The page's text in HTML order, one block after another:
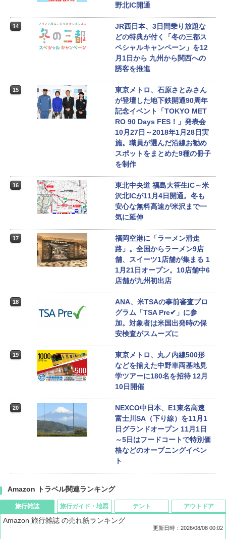
野北IC開通
14
JR西日本、3日間乗り放題な
どの特典が付く「冬の三都ス
ペシャルキャンペーン」を12
月1日から 九州から関西への
誘客を推進
15
東京メトロ、石原さとみさん
が登壇した地下鉄開通90周年
記念イベント「TOKYO MET
RO 90 Days FES！」発表会
10月27日～2018年1月28日実
施。職員が選んだ沿線お勧め
スポットをまとめた9種の冊子
を制作
16
東北中央道 福島大笹生IC～米
沢北ICが11月4日開通。冬も
安心な無料高速が米沢まで一
気に延伸
17
福岡空港に「ラーメン滑走
路」。全国からラーメン9店
舗、スイーツ1店舗が集まる 1
1月21日オープン。10店舗中6
店舗が九州初出店
18
ANA、米TSAの事前審査プロ
グラム「TSA Pre✔」に参
加。対象者は米国出発時の保
安検査がスムーズに
19
東京メトロ、丸ノ内線500形
などを揃えた中野車両基地見
学ツアーに180名を招待 12月
10日開催
20
NEXCO中日本、E1東名高速
富士川SA（下り線）を11月1
日グランドオープン 11月1日
～5日はフードコートで特別価
格などのオープニングイベン
ト
Amazon トラベル関連ランキング
旅行雑誌
Amazon 旅行雑誌 の売れ筋ランキング
更新日時：2026/08/08 00:02
旅行ガイド・地図 テント アウトドア